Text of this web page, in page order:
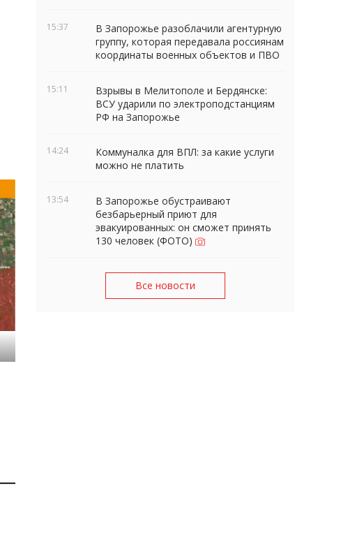
15:37
В Запорожье разоблачили агентурную
группу, которая передавала россиянам
координаты военных объектов и ПВО
15:11
Взрывы в Мелитополе и Бердянске:
ВСУ ударили по электроподстанциям
РФ на Запорожье
14:24
Коммуналка для ВПЛ: за какие услуги
можно не платить
13:54
В Запорожье обустраивают
безбарьерный приют для
эвакуированных: он сможет принять
130 человек (ФОТО)
Все новости